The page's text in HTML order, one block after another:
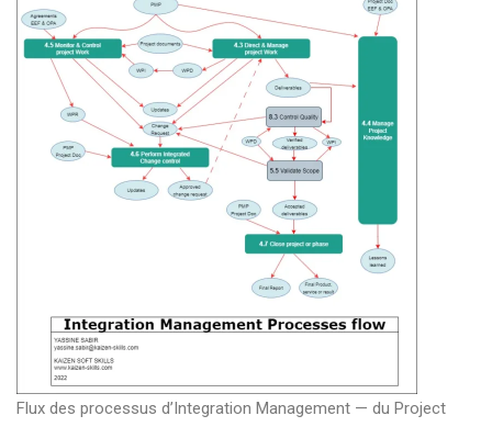
Flux des processus d’Integration Management — du Project